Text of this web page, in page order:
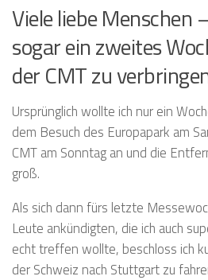
Viele liebe Menschen
sogar ein zweites
der CMT zu
Ursprünglich wollte ich nur ein
dem Besuch des Europapark am
CMT am Sonntag an und die
groß.
Als sich dann fürs letzte
Leute ankündigten, die ich auch
echt treffen wollte, beschloss ich
der Schweiz nach Stuttgart zu